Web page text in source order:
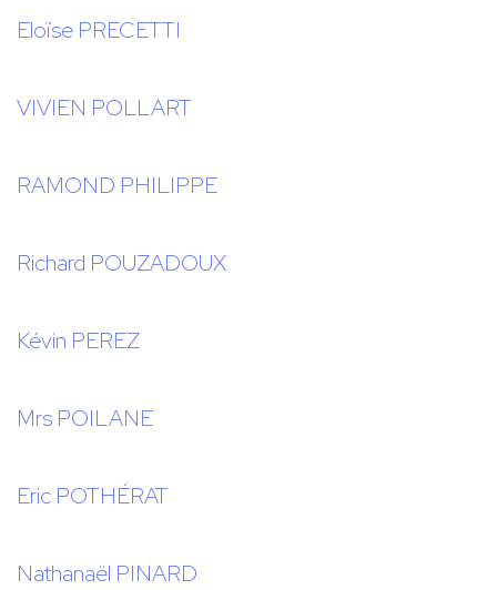
Eloïse PRECETTI
VIVIEN POLLART
RAMOND PHILIPPE
Richard POUZADOUX
Kévin PEREZ
Mrs POILANE
Eric POTHÉRAT
Nathanaël PINARD